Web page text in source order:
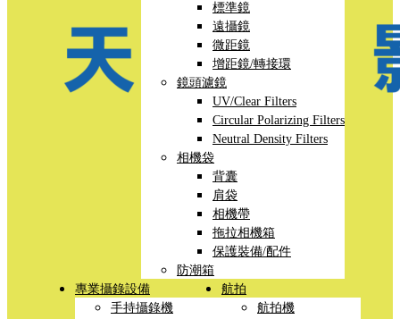
標準鏡
遠攝鏡
微距鏡
增距鏡/轉接環
鏡頭濾鏡
UV/Clear Filters
Circular Polarizing Filters
Neutral Density Filters
相機袋
背囊
肩袋
相機帶
拖拉相機箱
保護裝備/配件
防潮箱
專業攝錄設備
手持攝錄機
航拍
航拍機